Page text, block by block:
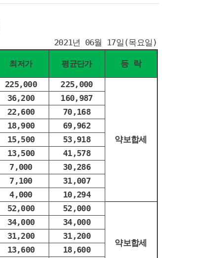
2021년 06월 17일(목요일)
최저가 평균단가 등 락
225,000 225,000
약보합세
36,200
160,987
22,600
70,168
18,900
69,962
15,500
53,918
13,500
41,578
7,000
30,286
7,100
31,007
4,000 10,294
52,000 52,000
약보합세
34,000
34,000
31,200
31,200
13,600
18,600